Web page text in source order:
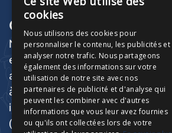
Contact
Notre équipe d'électricien
expérimentée vous
accompagne de l'idée initiale
à la réalisation complète.
info@legerelectrique.ca
(514) 557-7065
cookies
Nous utilisons des cookies pour
personnaliser le contenu, les publicités et
analyser notre trafic. Nous partageons
également des informations sur votre
utilisation de notre site avec nos
partenaires de publicité et d'analyse qui
peuvent les combiner avec d'autres
informations que vous leur avez fournies
ou qu'ils ont collectées lors de votre